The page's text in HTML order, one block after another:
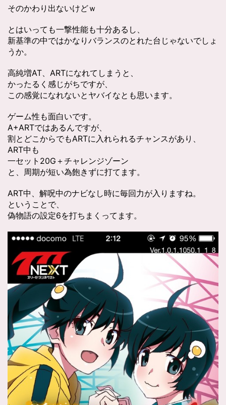
そのかわり出ないけどｗ
とはいっても一撃性能も十分あるし、
新基準の中ではかなりバランスのとれた台じゃないでしょ
うか。
高純増AT、ARTになれてしまうと、
かったるく感じがちですが、
この感覚になれないとヤバイなとも思います。
ゲーム性も面白いです。
A+ARTではあるんですが、
割とどこからでもARTに入れられるチャンスがあり、
ART中も
一セット20G＋チャレンジゾーン
と、周期が短い為飽きずに打てます。
ART中、解呪中のナビなし時に毎回力が入りますね。
ということで、
偽物語の設定6を打ちまくってます。